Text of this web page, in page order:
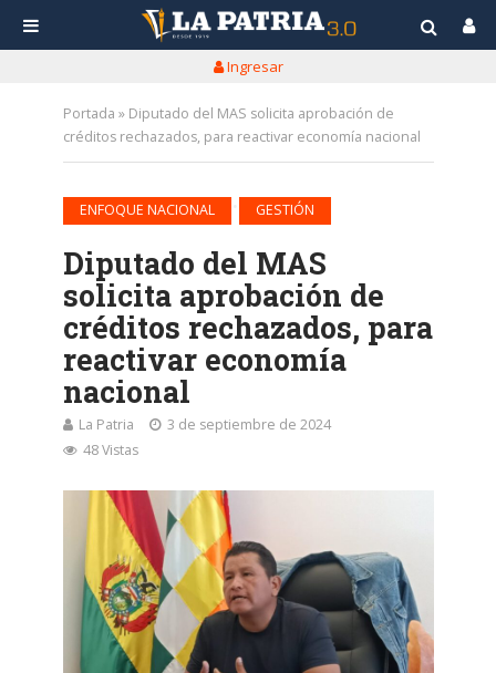
Ingresar
Portada » Diputado del MAS solicita aprobación de
créditos rechazados, para reactivar economía nacional
ENFOQUE NACIONAL GESTIÓN
Diputado del MAS
solicita aprobación de
créditos rechazados, para
reactivar economía
nacional
La Patria
3 de septiembre de 2024
48 Vistas